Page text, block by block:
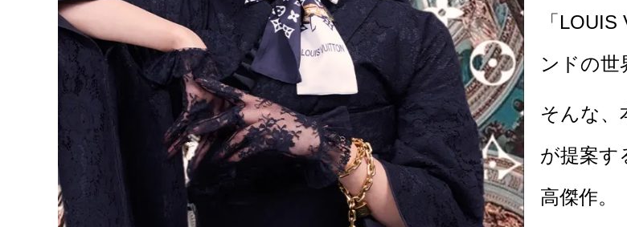
「
ンドの世
そんな、
が提案す
高傑作。